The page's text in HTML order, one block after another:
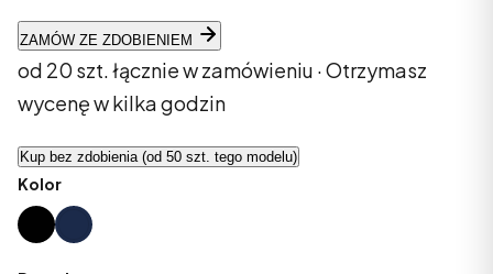
ZAMÓW ZE ZDOBIENIEM
od 20 szt. łącznie w zamówieniu · Otrzymasz
wycenę w kilka godzin
Kup bez zdobienia (od 50 szt. tego modelu)
Kolor
Black Navy